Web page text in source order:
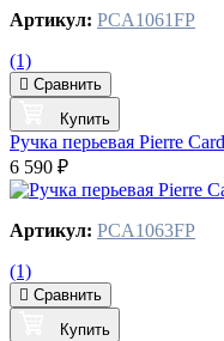
Артикул: PCA1061FP
(1)
Сравнить
Купить
Ручка перьевая Pierre
6 590 ₽
Артикул: PCA1063FP
(1)
Сравнить
Купить